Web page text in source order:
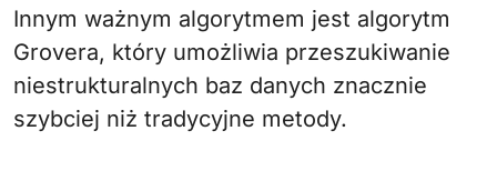
Innym ważnym algorytmem jest algorytm
Grovera, który umożliwia przeszukiwanie
niestrukturalnych baz danych znacznie
szybciej niż tradycyjne metody.